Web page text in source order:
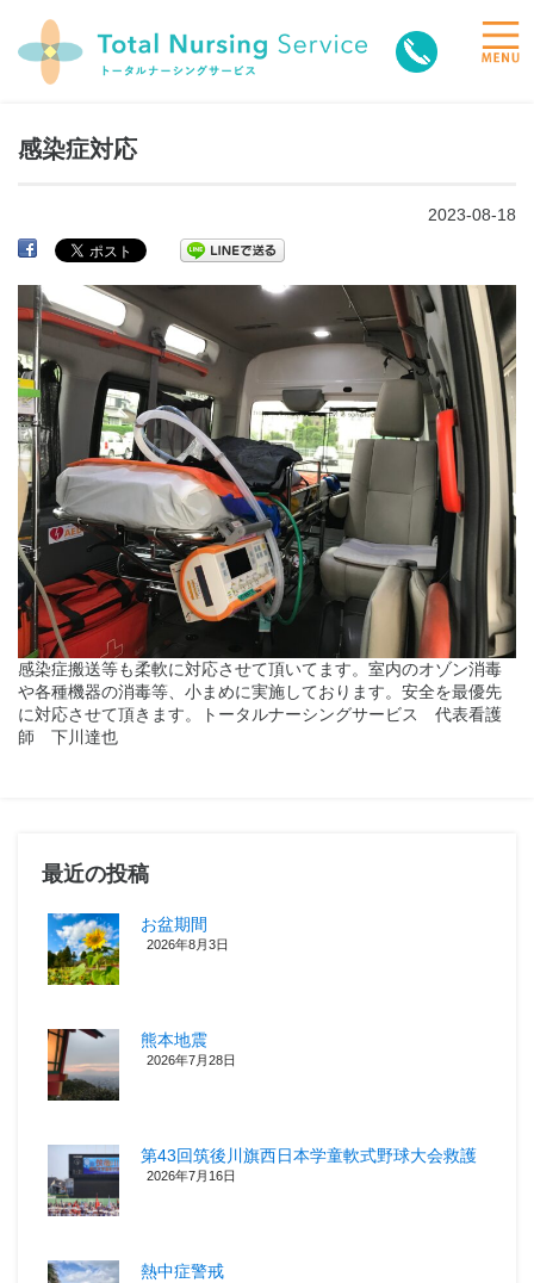
toggle
感染症対応
2023-08-18
感染症搬送等も柔軟に対応させて頂いてます。室内のオゾン消毒
や各種機器の消毒等、小まめに実施しております。安全を最優先
に対応させて頂きます。トータルナーシングサービス 代表看護
師 下川達也
最近の投稿
お盆期間
2026年8月3日
熊本地震
2026年7月28日
第43回筑後川旗西日本学童軟式野球大会救護
2026年7月16日
熱中症警戒